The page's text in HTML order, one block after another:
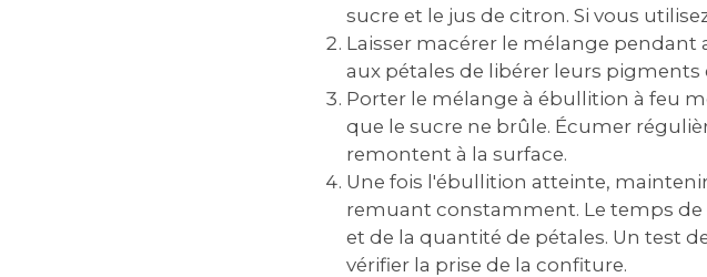
sucre et le jus de citron. Si vous
Laisser macérer le mélange pendant
aux pétales de libérer leurs pigments
Porter le mélange à ébullition à feu
que le sucre ne brûle. Écumer
remontent à la surface.
Une fois l'ébullition atteinte‚
remuant constamment. Le temps
et de la quantité de pétales. Un test
vérifier la prise de la confiture.